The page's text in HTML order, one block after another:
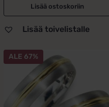
395,00 €.
000,00 €.Lisää ostoskoriin
Lisää toivelistalle
ALE 67%
Tällä
tuotteella
muunnelma.